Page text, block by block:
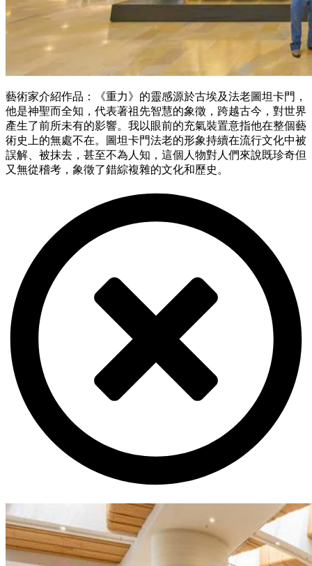
藝術家介紹作品：《重力》的靈感源於古埃及法老圖坦卡門，
他是神聖而全知，代表著祖先智慧的象徵，跨越古今，對世界
產生了前所未有的影響。我以眼前的充氣裝置意指他在整個藝
術史上的無處不在。圖坦卡門法老的形象持續在流行文化中被
誤解、被抹去，甚至不為人知，這個人物對人們來說既珍奇但
又無從稽考，象徵了錯綜複雜的文化和歷史。